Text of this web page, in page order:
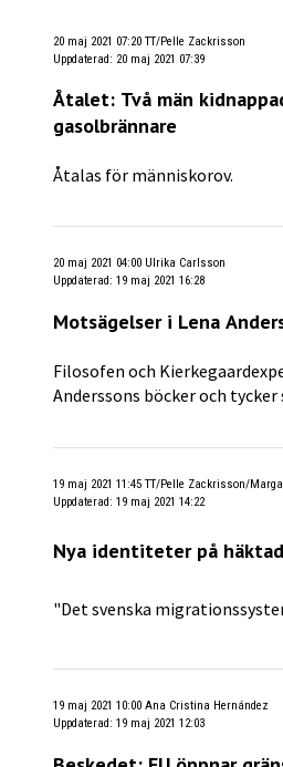
20 maj 2021 07:20 TT/Pelle Zackrisson
Uppdaterad: 20 maj 2021 07:39
Åtalet: Två män
gasolbrännare
Åtalas för människorov.
20 maj 2021 04:00 Ulrika Carlsson
Uppdaterad:19 maj 2021 16:28
Motsägelser i Lena
Filosofen och
Anderssons böcker och
19 maj 2021 11:45 TT/Pelle Zackrisson/
Uppdaterad:19 maj 2021 14:22
Nya identiteter på
"Det svenska
19 maj 2021 10:00 Ana Cristina Hernández
Uppdaterad:19 maj 2021 12:03